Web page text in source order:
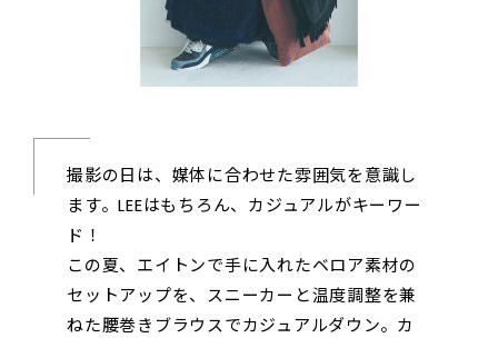
撮影の日は、媒体に合わせた雰囲気を意識し
ます。LEEはもちろん、カジュアルがキーワー
ド！
この夏、エイトンで手に入れたベロア素材の
セットアップを、スニーカーと温度調整を兼
ねた腰巻きブラウスでカジュアルダウン。カ